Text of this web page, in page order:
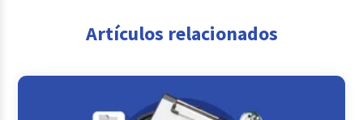
Artículos relacionados